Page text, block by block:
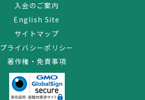
入会のご案内
English Site
サイトマップ
プライバシーポリシー
著作権・免責事項